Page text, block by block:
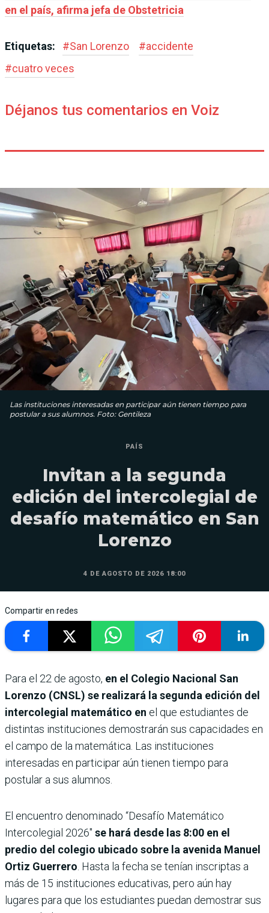
en el país, afirma jefa de Obstetricia
Etiquetas: #San Lorenzo #accidente
#cuatro veces
Déjanos tus comentarios en Voiz
Las instituciones interesadas en participar aún tienen tiempo para
postular a sus alumnos. Foto: Gentileza
PAÍS
Invitan a la segunda
edición del intercolegial de
desafío matemático en San
Lorenzo
4 DE AGOSTO DE 2026 18:00
Compartir en redes
Para el 22 de agosto, en el Colegio Nacional San
Lorenzo (CNSL) se realizará la segunda edición del
intercolegial matemático en el que estudiantes de
distintas instituciones demostrarán sus capacidades en
el campo de la matemática. Las instituciones
interesadas en participar aún tienen tiempo para
postular a sus alumnos.
El encuentro denominado “Desafío Matemático
Intercolegial 2026″ se hará desde las 8:00 en el
predio del colegio ubicado sobre la avenida Manuel
Ortiz Guerrero . Hasta la fecha se tenían inscriptas a
más de 15 instituciones educativas, pero aún hay
lugares para que los estudiantes puedan demostrar sus